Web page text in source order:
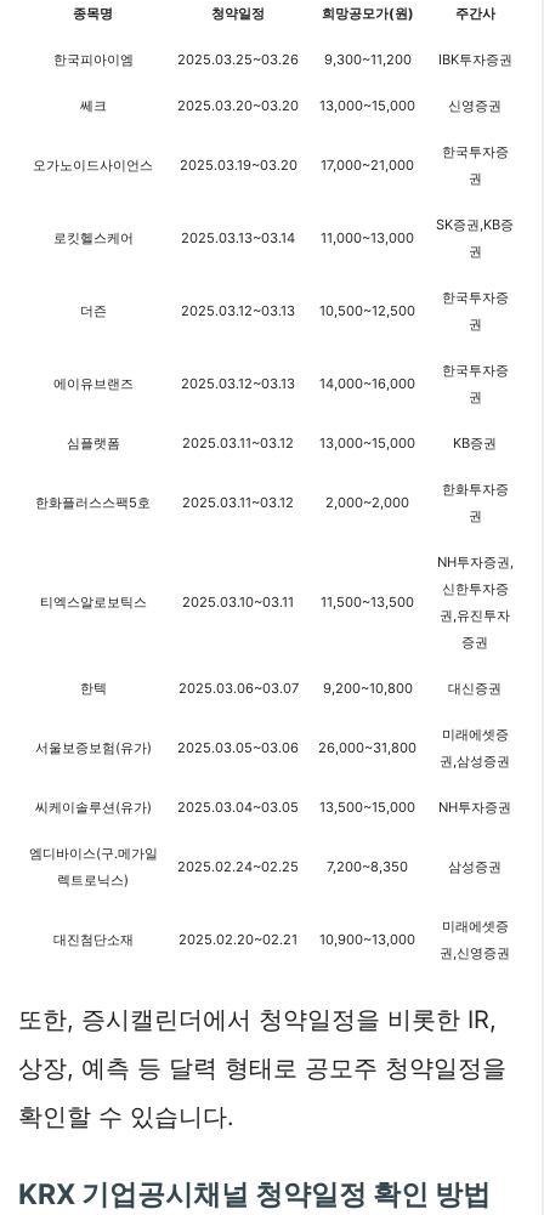
종목명 청약일정 희망공모가(원) 주간사
한국피아이엠 2025.03.25~03.26 9,300~11,200 IBK투자증권
쎄크 2025.03.20~03.20 13,000~15,000 신영증권
오가노이드사이언스 2025.03.19~03.20 17,000~21,000
한국투자증
권
로킷헬스케어 2025.03.13~03.14 11,000~13,000
SK증권,KB증
권
더즌 2025.03.12~03.13 10,500~12,500
한국투자증
권
에이유브랜즈 2025.03.12~03.13 14,000~16,000
한국투자증
권
심플랫폼 2025.03.11~03.12 13,000~15,000 KB증권
한화플러스스팩5호 2025.03.11~03.12 2,000~2,000
한화투자증
권
티엑스알로보틱스 2025.03.10~03.11 11,500~13,500
NH투자증권,
신한투자증
권,유진투자
증권
한텍 2025.03.06~03.07 9,200~10,800 대신증권
서울보증보험(유가) 2025.03.05~03.06 26,000~31,800
미래에셋증
권,삼성증권
씨케이솔루션(유가) 2025.03.04~03.05 13,500~15,000 NH투자증권
엠디바이스(구.메가일
렉트로닉스)
2025.02.24~02.25 7,200~8,350 삼성증권
대진첨단소재 2025.02.20~02.21 10,900~13,000
미래에셋증
권,신영증권
또한, 증시캘린더에서 청약일정을 비롯한 IR,
상장, 예측 등 달력 형태로 공모주 청약일정을
확인할 수 있습니다.
KRX 기업공시채널 청약일정 확인 방법